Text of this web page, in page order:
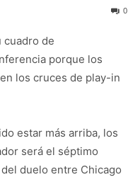
0
cuadro de
porque los
los cruces de play-in
estar más arriba, los
será el séptimo
duelo entre Chicago